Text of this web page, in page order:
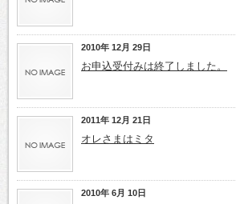
2010年 12月 29日
お申込受付みは終了しました。
2011年 12月 21日
オレさまはミタ
2010年 6月 10日